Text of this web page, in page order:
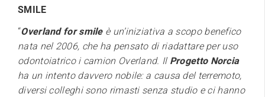
SMILE
“Overland for smileè un’iniziativa a scopo benefico
nata nel 2006, che ha pensato di riadattare per uso
odontoiatrico i camion Overland. Il Progetto Norcia
ha un intento davvero nobile: a causa del terremoto,
diversi colleghi sono rimasti senza studio e ci hanno